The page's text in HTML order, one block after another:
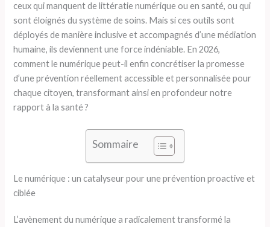
ceux qui manquent de littératie numérique ou en santé, ou qui
sont éloignés du système de soins. Mais si ces outils sont
déployés de manière inclusive et accompagnés d’une médiation
humaine, ils deviennent une force indéniable. En 2026,
comment le numérique peut-il enfin concrétiser la promesse
d’une prévention réellement accessible et personnalisée pour
chaque citoyen, transformant ainsi en profondeur notre
rapport à la santé ?
Sommaire
Le numérique : un catalyseur pour une prévention proactive et
ciblée
L’avènement du numérique a radicalement transformé la